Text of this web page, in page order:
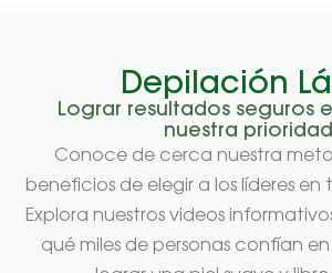
Depilación
Lograr resultados seguros
nuestra prioridad
Conoce de cerca nuestra
beneficios de elegir a los líderes en
Explora nuestros videos
qué miles de personas confían